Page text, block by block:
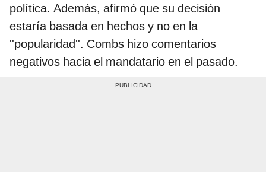
política. Además, afirmó que su decisión
estaría basada en hechos y no en la
''popularidad''. Combs hizo comentarios
negativos hacia el mandatario en el pasado.